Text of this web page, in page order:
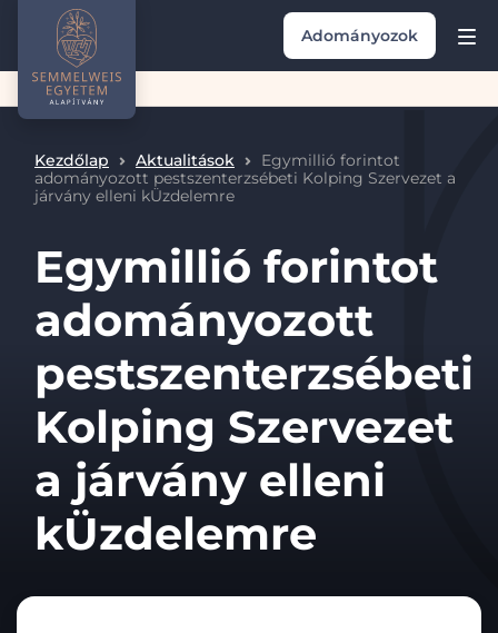
Adományozok
Kezdőlap Aktualitások
Egymillió forintot
adományozott pestszenterzsébeti Kolping Szervezet a
járvány elleni kÜzdelemre
Egymillió forintot
adományozott
pestszenterzsébeti
Kolping Szervezet
a járvány elleni
kÜzdelemre